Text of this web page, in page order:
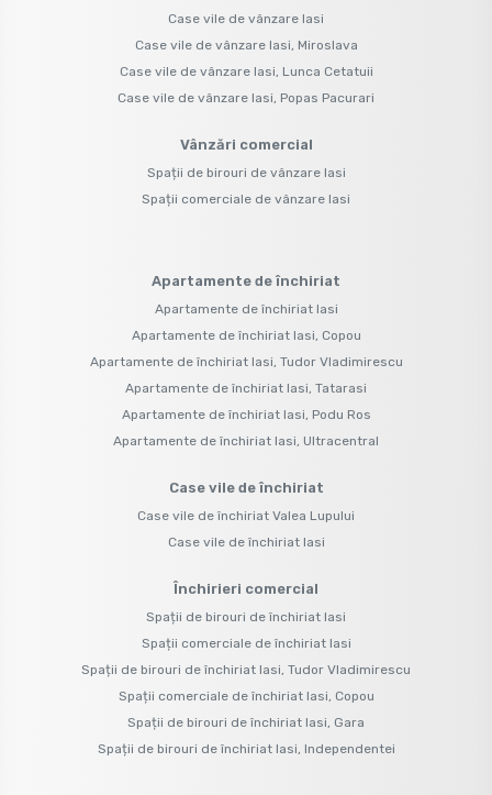
Case vile de vânzare Iasi
Case vile de vânzare Iasi, Miroslava
Case vile de vânzare Iasi, Lunca Cetatuii
Case vile de vânzare Iasi, Popas Pacurari
Vânzări comercial
Spații de birouri de vânzare Iasi
Spații comerciale de vânzare Iasi
Apartamente de închiriat
Apartamente de închiriat Iasi
Apartamente de închiriat Iasi, Copou
Apartamente de închiriat Iasi, Tudor Vladimirescu
Apartamente de închiriat Iasi, Tatarasi
Apartamente de închiriat Iasi, Podu Ros
Apartamente de închiriat Iasi, Ultracentral
Case vile de închiriat
Case vile de închiriat Valea Lupului
Case vile de închiriat Iasi
Închirieri comercial
Spații de birouri de închiriat Iasi
Spații comerciale de închiriat Iasi
Spații de birouri de închiriat Iasi, Tudor Vladimirescu
Spații comerciale de închiriat Iasi, Copou
Spații de birouri de închiriat Iasi, Gara
Spații de birouri de închiriat Iasi, Independentei